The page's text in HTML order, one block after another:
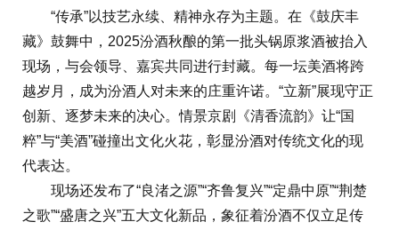
“传承”以技艺永续、精神永存为主题。在《鼓庆丰
藏》鼓舞中，2025汾酒秋酿的第一批头锅原浆酒被抬入
现场，与会领导、嘉宾共同进行封藏。每一坛美酒将跨
越岁月，成为汾酒人对未来的庄重许诺。“立新”展现守正
创新、逐梦未来的决心。情景京剧《清香流韵》让“国
粹”与“美酒”碰撞出文化火花，彰显汾酒对传统文化的现
代表达。
现场还发布了“良渚之源”“齐鲁复兴”“定鼎中原”“荆楚
之歌”“盛唐之兴”五大文化新品，象征着汾酒不仅立足传